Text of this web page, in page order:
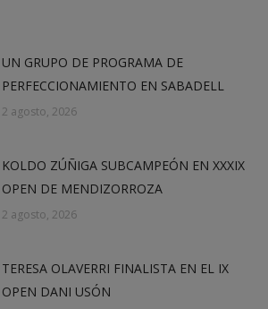
UN GRUPO DE PROGRAMA DE
PERFECCIONAMIENTO EN SABADELL
2 agosto, 2026
KOLDO ZÚÑIGA SUBCAMPEÓN EN XXXIX
OPEN DE MENDIZORROZA
2 agosto, 2026
TERESA OLAVERRI FINALISTA EN EL IX
OPEN DANI USÓN